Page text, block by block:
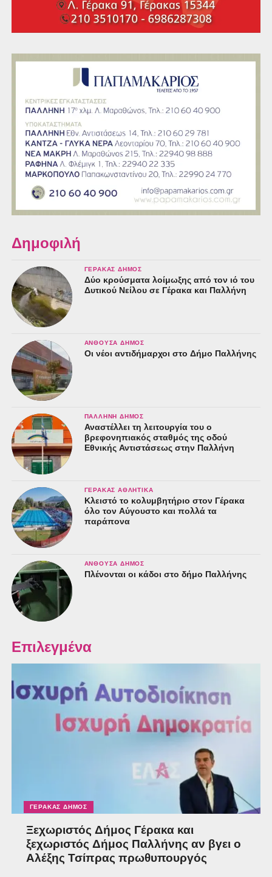
Δημοφιλή
ΓΈΡΑΚΑΣ ΔΉΜΟΣ
Δύο κρούσματα λοίμωξης από τον ιό του
Δυτικού Νείλου σε Γέρακα και Παλλήνη
ΑΝΘΟΎΣΑ ΔΉΜΟΣ
Οι νέοι αντιδήμαρχοι στο Δήμο Παλλήνης
ΠΑΛΛΉΝΗ ΔΉΜΟΣ
Αναστέλλει τη λειτουργία του ο
βρεφονηπιακός σταθμός της οδού
Εθνικής Αντιστάσεως στην Παλλήνη
ΓΈΡΑΚΑΣ ΑΘΛΗΤΙΚΆ
Κλειστό το κολυμβητήριο στον Γέρακα
όλο τον Αύγουστο και πολλά τα
παράπονα
ΑΝΘΟΎΣΑ ΔΉΜΟΣ
Πλένονται οι κάδοι στο δήμο Παλλήνης
Επιλεγμένα
ΓΈΡΑΚΑΣ ΔΉΜΟΣ
Ξεχωριστός Δήμος Γέρακα και
ξεχωριστός Δήμος Παλλήνης αν βγει ο
Αλέξης Τσίπρας πρωθυπουργός